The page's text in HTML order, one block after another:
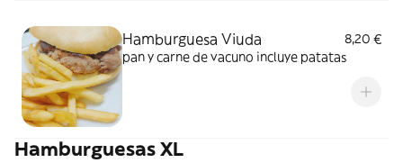
Hamburguesa Viuda
8,20 €
pan y carne de vacuno incluye patatas
Hamburguesas XL